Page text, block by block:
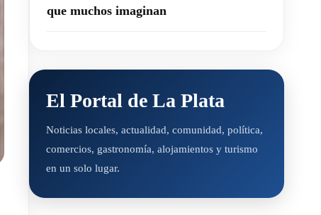
que muchos imaginan
El Portal de La Plata
Noticias locales, actualidad, comunidad, política,
comercios, gastronomía, alojamientos y turismo
en un solo lugar.